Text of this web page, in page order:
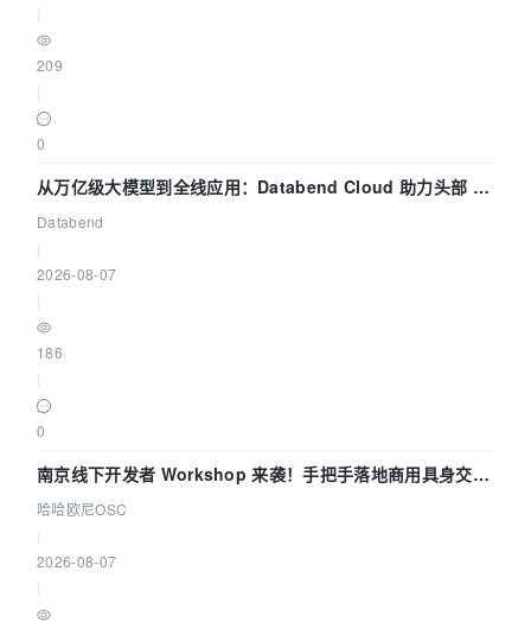
209
0
从万亿级大模型到全线应用：Databend Cloud 助力头部 AI
企业构建全链路 Trace 数据管道
Databend
2026-08-07
186
0
南京线下开发者 Workshop 来袭！手把手落地商用具身交互
智能 Agent 应用
哈哈欧尼OSC
2026-08-07